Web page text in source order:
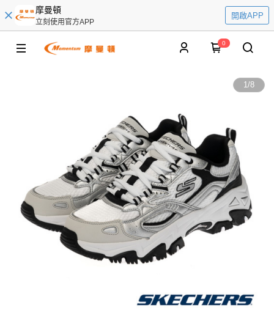
摩曼頓
立刻使用官方APP
開啟APP
0
1/8